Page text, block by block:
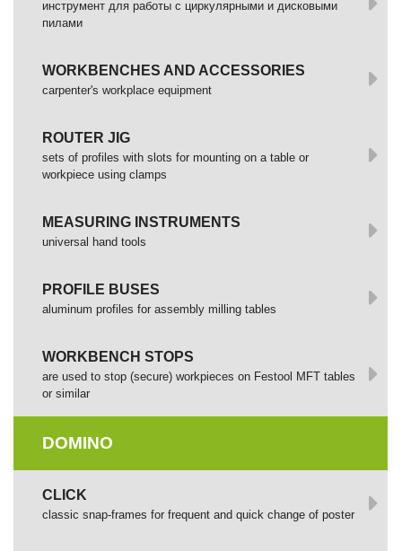
инструмент для работы с циркулярными и дисковыми
пилами
WORKBENCHES AND ACCESSORIES
сarpenter's workplace equipment
ROUTER JIG
sets of profiles with slots for mounting on a table or
workpiece using clamps
MEASURING INSTRUMENTS
universal hand tools
PROFILE BUSES
aluminum profiles for assembly milling tables
WORKBENCH STOPS
are used to stop (secure) workpieces on Festool MFT tables
or similar
DOMINO
СLICK
сlassic snap-frames for frequent and quick change of poster